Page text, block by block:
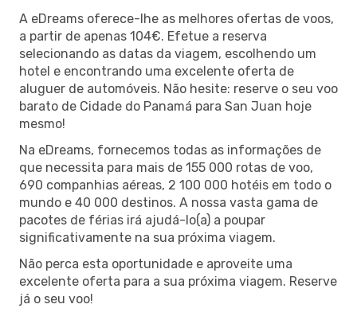
A eDreams oferece-lhe as melhores ofertas de voos,
a partir de apenas 104€. Efetue a reserva
selecionando as datas da viagem, escolhendo um
hotel e encontrando uma excelente oferta de
aluguer de automóveis. Não hesite: reserve o seu voo
barato de Cidade do Panamá para San Juan hoje
mesmo!
Na eDreams, fornecemos todas as informações de
que necessita para mais de 155 000 rotas de voo,
690 companhias aéreas, 2 100 000 hotéis em todo o
mundo e 40 000 destinos. A nossa vasta gama de
pacotes de férias irá ajudá-lo(a) a poupar
significativamente na sua próxima viagem.
Não perca esta oportunidade e aproveite uma
excelente oferta para a sua próxima viagem. Reserve
já o seu voo!